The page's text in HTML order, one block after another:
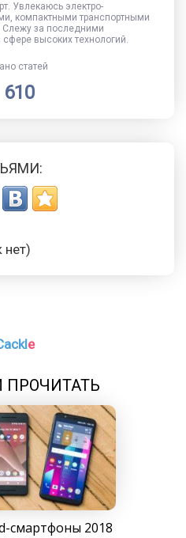
Увлекаюсь электро-
компактными транспортными
Слежу за последними
высоких технологий.
статей
610
нет)
e
ПРОЧИТАТЬ
смартфоны 2018